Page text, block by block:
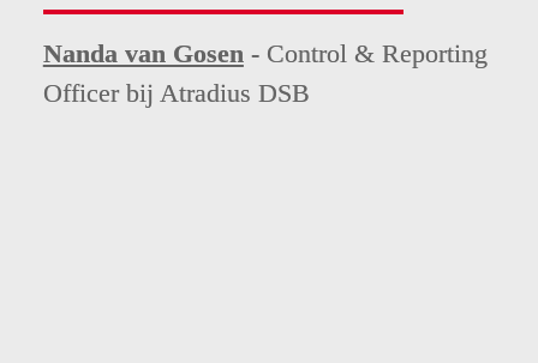
Nanda van Gosen - Control & Reporting
Officer bij Atradius DSB